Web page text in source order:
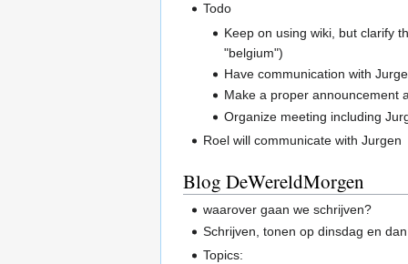
Todo
Keep on using wiki, but clarify
"belgium")
Have communication with
Make a proper announcement
Organize meeting including
Roel will communicate with Jurgen
Blog DeWereldMorgen
waarover gaan we schrijven?
Schrijven, tonen op dinsdag en
Topics: